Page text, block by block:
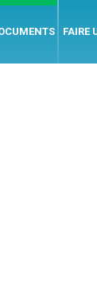
FAIRE